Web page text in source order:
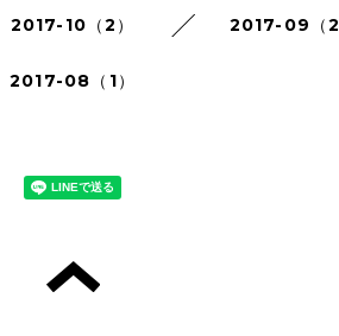
2017-10（2） 2017-09（2
2017-08（1）